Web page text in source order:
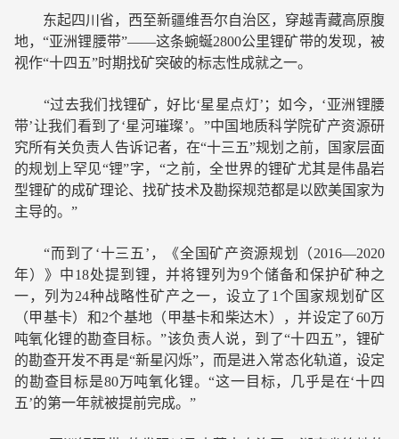
东起四川省，西至新疆维吾尔自治区，穿越青藏高原腹
地，“亚洲锂腰带”——这条蜿蜒2800公里锂矿带的发现，被
视作“十四五”时期找矿突破的标志性成就之一。
“过去我们找锂矿，好比‘星星点灯’；如今，‘亚洲锂腰
带’让我们看到了‘星河璀璨’。”中国地质科学院矿产资源研
究所有关负责人告诉记者，在“十三五”规划之前，国家层面
的规划上罕见“锂”字，“之前，全世界的锂矿尤其是伟晶岩
型锂矿的成矿理论、找矿技术及勘探规范都是以欧美国家为
主导的。”
“而到了‘十三五’，《全国矿产资源规划（2016—2020
年）》中18处提到锂，并将锂列为9个储备和保护矿种之
一，列为24种战略性矿产之一，设立了1个国家规划矿区
（甲基卡）和2个基地（甲基卡和柴达木），并设定了60万
吨氧化锂的勘查目标。”该负责人说，到了“十四五”，锂矿
的勘查开发不再是“新星闪烁”，而是进入常态化轨道，设定
的勘查目标是80万吨氧化锂。“这一目标，几乎是在‘十四
五’的第一年就被提前完成。”